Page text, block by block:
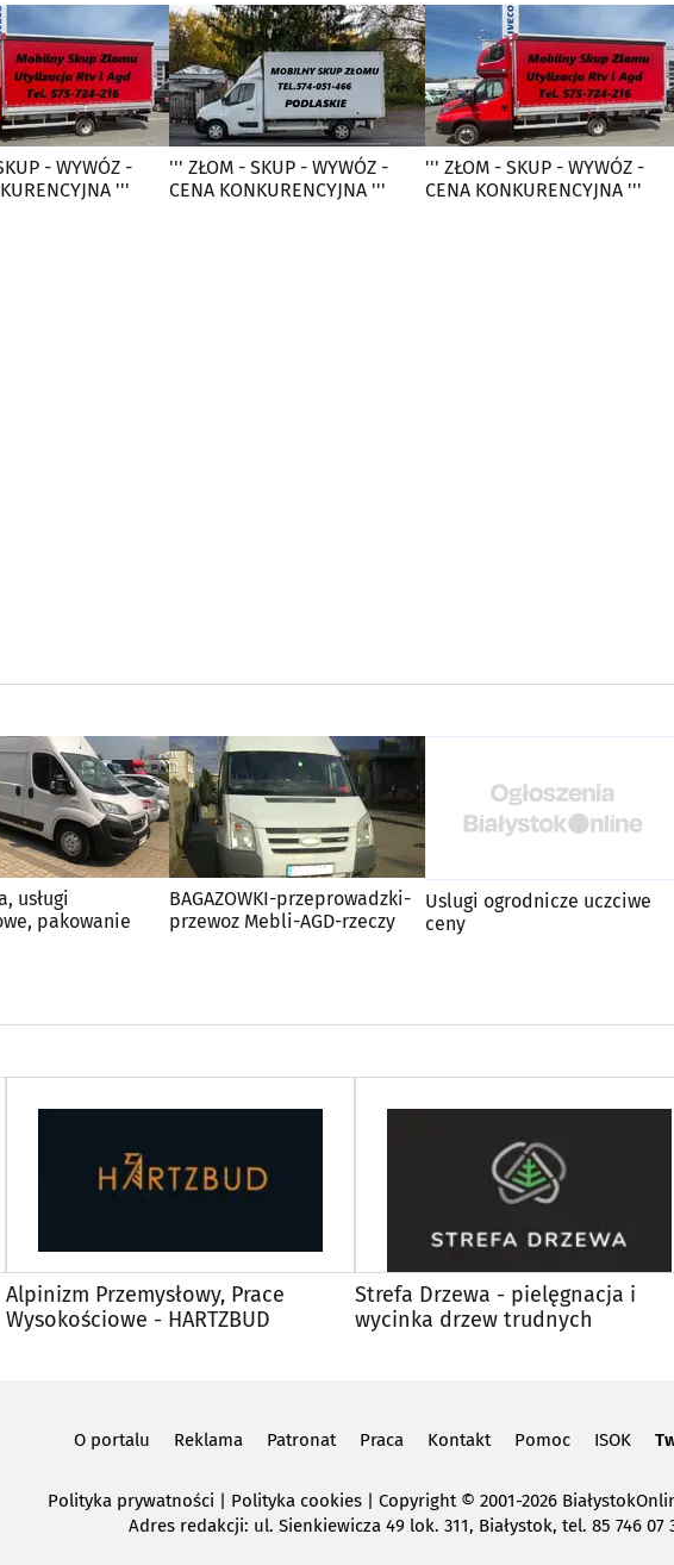
- WYWÓZ -
'''
''' ZŁOM - SKUP - WYWÓZ -
CENA KONKURENCYJNA '''
''' ZŁOM - SKUP - WYWÓZ -
CENA KONKURENCYJNA '''
usługi
pakowanie
BAGAZOWKI-przeprowadzki-
przewoz Mebli-AGD-rzeczy
Uslugi ogrodnicze uczciwe
ceny
Alpinizm Przemysłowy, Prace
Wysokościowe - HARTZBUD
Strefa Drzewa - pielęgnacja i
wycinka drzew trudnych
O portalu Reklama Patronat Praca Kontakt Pomoc ISOK
Polityka prywatności | Polityka cookies Copyright© 2001-2026
Adres redakcji: ul. Sienkiewicza 49 lok. 311, Białystok, tel. 85 746 07